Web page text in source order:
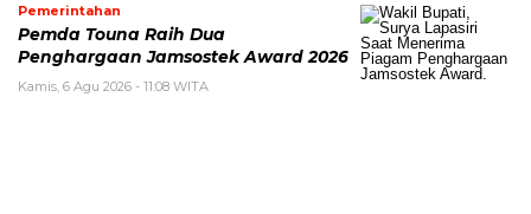
Pemerintahan
Pemda Touna Raih Dua
Penghargaan Jamsostek Award 2026
Kamis, 6 Agu 2026 - 11:08 WITA